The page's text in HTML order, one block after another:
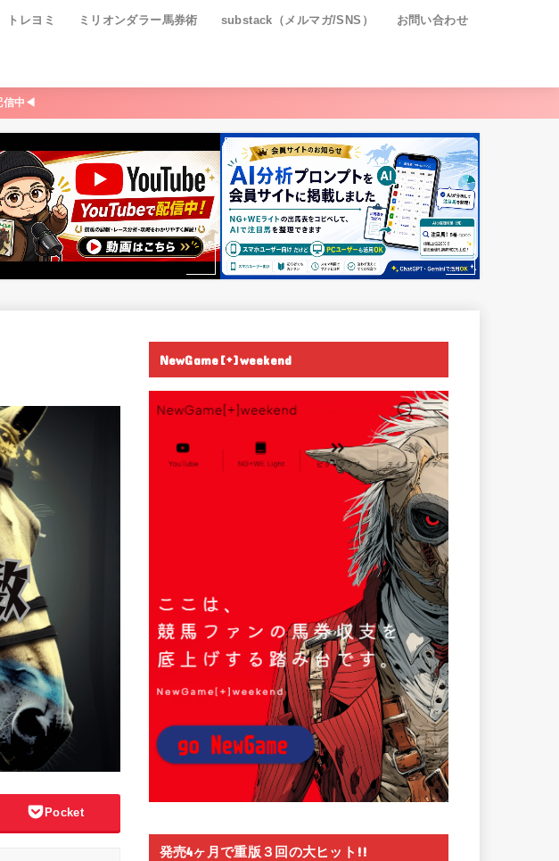
トレヨミ ミリオンダラー馬券術 substack（メルマガ/SNS） お問い合わせ
信中◀
Pocket
NewGame[+]weekend
発売4ヶ月で重版３回の大ヒット!!